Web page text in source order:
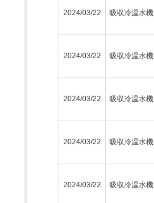
2024/03/22 吸収冷温水機
2024/03/22 吸収冷温水機
2024/03/22 吸収冷温水機
2024/03/22 吸収冷温水機
2024/03/22 吸収冷温水機